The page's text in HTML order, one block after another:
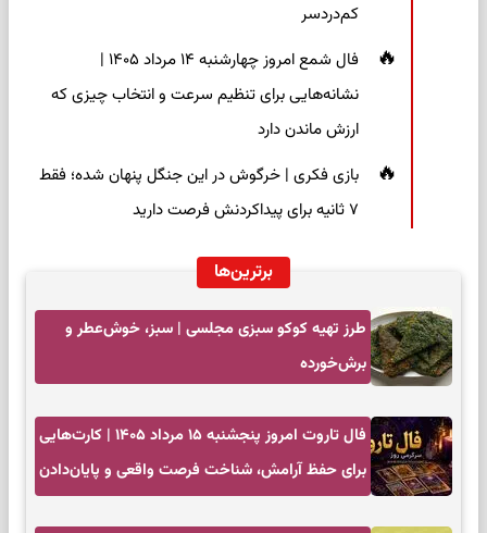
کم‌دردسر
فال شمع امروز چهارشنبه ۱۴ مرداد ۱۴۰۵ |
نشانه‌هایی برای تنظیم سرعت و انتخاب چیزی که
ارزش ماندن دارد
بازی فکری | خرگوش در این جنگل پنهان شده؛ فقط
۷ ثانیه برای پیداکردنش فرصت دارید
برترین‌ها
طرز تهیه کوکو سبزی مجلسی | سبز، خوش‌عطر و
برش‌خورده
فال تاروت امروز پنجشنبه ۱۵ مرداد ۱۴۰۵ | کارت‌هایی
برای حفظ آرامش، شناخت فرصت واقعی و پایان‌دادن